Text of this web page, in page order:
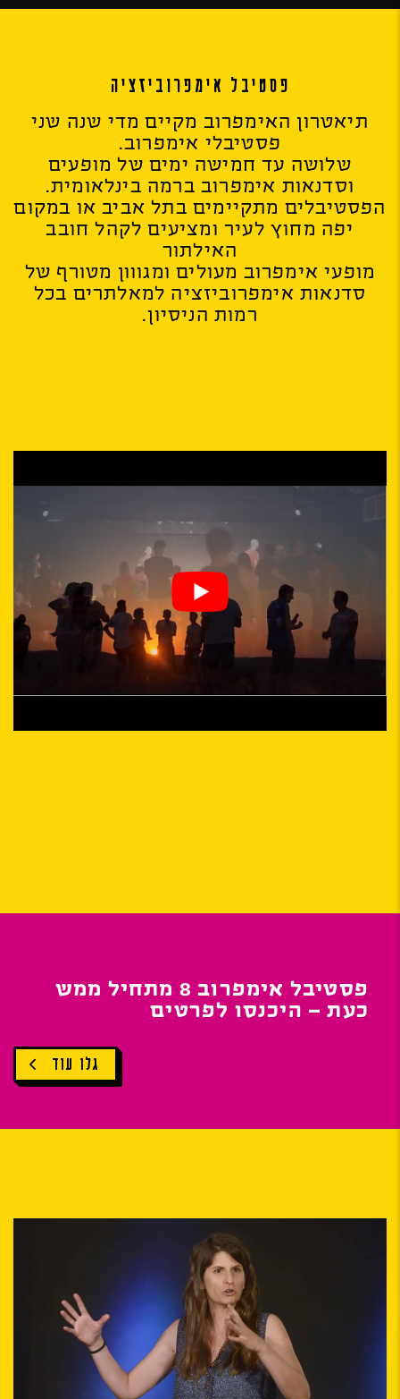
פסטיבל אימפרוביזציה
תיאטרון האימפרוב מקיים מדי שנה שני
פסטיבלי אימפרוב.
שלושה עד חמישה ימים של מופעים
וסדנאות אימפרוב ברמה בינלאומית.
הפסטיבלים מתקיימים בתל אביב או במקום
יפה מחוץ לעיר ומציעים לקהל חובב
האילתור
מופעי אימפרוב מעולים ומגווון מטורף של
סדנאות אימפרוביזציה למאלתרים בכל
רמות הניסיון.
פסטיבל אימפרוב 8 מתחיל ממש
כעת – היכנסו לפרטים
גלו עוד